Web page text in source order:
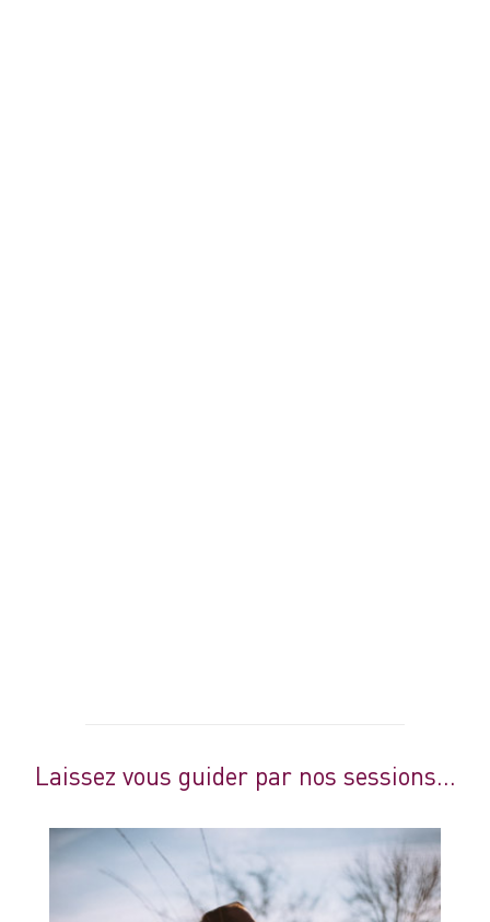
Laissez vous guider par nos sessions...